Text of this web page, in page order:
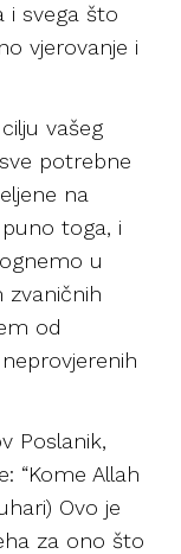
i svega što
vjerovanje i
vašeg
potrebne
na
toga, i
u
zvaničnih
od
Poslanik,
“Kome Allah
Ovo je
za ono što